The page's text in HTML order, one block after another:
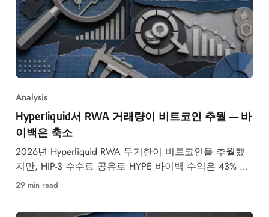
Analysis
Hyperliquid서 RWA 거래량이 비트코인 추월 — 바
이백은 축소
2026년 Hyperliquid RWA 무기한이 비트코인을 추월했
지만, HIP-3 수수료 공유로 HYPE 바이백 수익은 43% 감
소했습니다.
29 min read